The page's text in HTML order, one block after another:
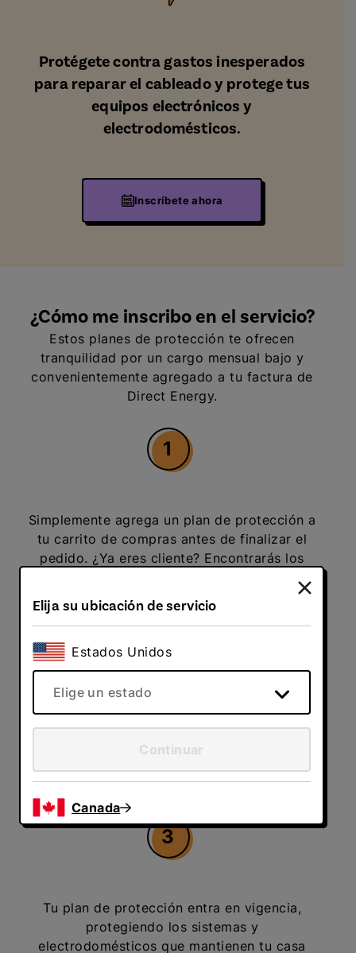
Protégete contra gastos inesperados
para reparar el cableado y protege tus
equipos electrónicos y
electrodomésticos.
Inscríbete ahora
¿Cómo me inscribo en el servicio?
Estos planes de protección te ofrecen
tranquilidad por un cargo mensual bajo y
convenientemente agregado a tu factura de
Direct Energy.
1
Simplemente agrega un plan de protección a
tu carrito de compras antes de finalizar el
pedido. ¿Ya eres cliente? Encontrarás los
planes de protección en tu Administrador de
Cuentas en Línea, bajo "Servicios
adicionales".
Después de agregar un plan de protección a
tu cuenta, tendrás 30 días para revisar los
materiales de Allied Warranty antes de la
fecha de vigencia del contrato. Si llamas y
se te cobrará por el plan.
3
Tu plan de protección entra en vigencia,
protegiendo los sistemas y
electrodomésticos que mantienen tu casa
Elija su ubicación de servicio
Estados Unidos
Elige un estado
Continuar
Canada